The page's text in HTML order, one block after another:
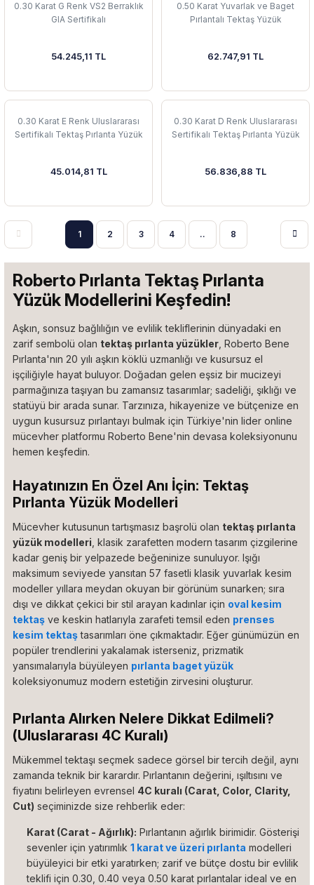
0.30 Karat G Renk VS2 Berraklık
GIA Sertifikalı
54.245,11 TL
0.50 Karat Yuvarlak ve Baget
Pırlantalı Tektaş Yüzük
62.747,91 TL
0.30 Karat E Renk Uluslararası
Sertifikalı Tektaş Pırlanta Yüzük
45.014,81 TL
0.30 Karat D Renk Uluslararası
Sertifikalı Tektaş Pırlanta Yüzük
56.836,88 TL
1 2 3 4 .. 8
Roberto Pırlanta Tektaş Pırlanta
Yüzük Modellerini Keşfedin!
Aşkın, sonsuz bağlılığın ve evlilik tekliflerinin dünyadaki en
zarif sembolü olan tektaş pırlanta yüzükler , Roberto Bene
Pırlanta'nın 20 yılı aşkın köklü uzmanlığı ve kusursuz el
işçiliğiyle hayat buluyor. Doğadan gelen eşsiz bir mucizeyi
parmağınıza taşıyan bu zamansız tasarımlar; sadeliği, şıklığı ve
statüyü bir arada sunar. Tarzınıza, hikayenize ve bütçenize en
uygun kusursuz pırlantayı bulmak için Türkiye'nin lider online
mücevher platformu Roberto Bene'nin devasa koleksiyonunu
hemen keşfedin.
Hayatınızın En Özel Anı İçin: Tektaş
Pırlanta Yüzük Modelleri
Mücevher kutusunun tartışmasız başrolü olan tektaş pırlanta
yüzük modelleri , klasik zarafetten modern tasarım çizgilerine
kadar geniş bir yelpazede beğeninize sunuluyor. Işığı
maksimum seviyede yansıtan 57 fasetli klasik yuvarlak kesim
modeller yıllara meydan okuyan bir görünüm sunarken; sıra
dışı ve dikkat çekici bir stil arayan kadınlar için oval kesim
tektaş ve keskin hatlarıyla zarafeti temsil eden prenses
kesim tektaştasarımları öne çıkmaktadır. Eğer günümüzün en
popüler trendlerini yakalamak isterseniz, prizmatik
yansımalarıyla büyüleyen pırlanta baget yüzük
koleksiyonumuz modern estetiğin zirvesini oluşturur.
Pırlanta Alırken Nelere Dikkat Edilmeli?
(Uluslararası 4C Kuralı)
Mükemmel tektaşı seçmek sadece görsel bir tercih değil, aynı
zamanda teknik bir karardır. Pırlantanın değerini, ışıltısını ve
fiyatını belirleyen evrensel 4C kuralı (Carat, Color, Clarity,
Cut) seçiminizde size rehberlik eder:
Karat (Carat - Ağırlık): Pırlantanın ağırlık birimidir. Gösterişi
sevenler için yatırımlık 1 karat ve üzeri pırlanta modelleri
büyüleyici bir etki yaratırken; zarif ve bütçe dostu bir evlilik
teklifi için 0.30, 0.40 veya 0.50 karat pırlantalar ideal ve en